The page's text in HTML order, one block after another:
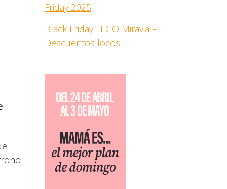
Friday 2025
Black Friday LEGO Miravia –
Descuentos locos